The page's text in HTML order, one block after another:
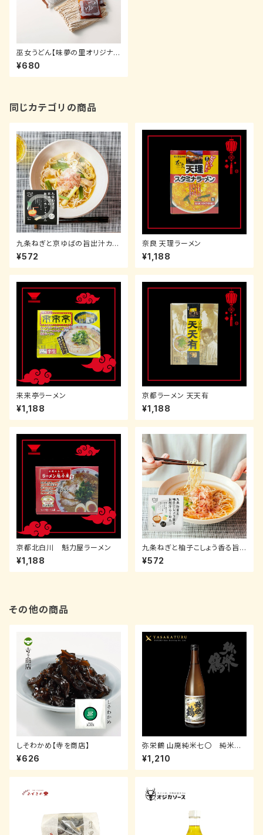
巫女うどん【味夢の里オリジナ
ル】
¥680
同じカテゴリの商品
九条ねぎと京ゆばの旨出汁カレ
ーうどん
¥572
奈良 天理ラーメン
¥1,188
来来亭ラーメン
¥1,188
京都ラーメン 天天有
¥1,188
京都北白川 魁力屋ラーメン
¥1,188
九条ねぎと柚子こしょう香る旨
出汁らーめん
¥572
その他の商品
しそわかめ【寺を商店】
¥626
弥栄鶴 山廃純米七〇 純米
720ml【竹野酒造】
¥1,210